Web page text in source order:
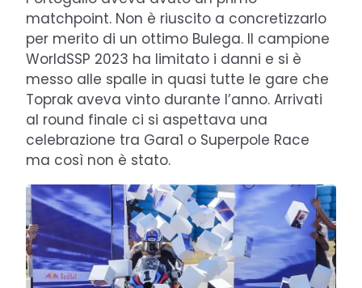
matchpoint. Non è riuscito a concretizzarlo
per merito di un ottimo Bulega. Il campione
WorldSSP 2023 ha limitato i danni e si è
messo alle spalle in quasi tutte le gare che
Toprak aveva vinto durante l’anno. Arrivati
al round finale ci si aspettava una
celebrazione tra Gara1 o Superpole Race
ma così non è stato.